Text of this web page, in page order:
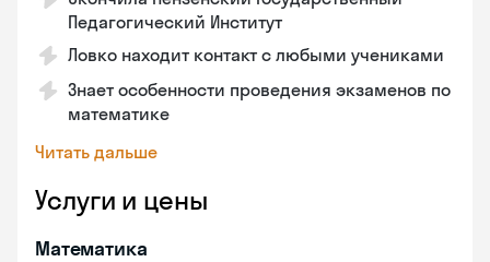
Педагогический Институт
Ловко находит контакт с любыми учениками
Знает особенности проведения экзаменов по
математике
Читать дальше
Услуги и цены
Математика